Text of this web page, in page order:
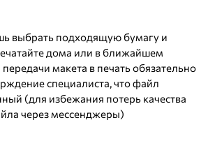
выбрать подходящую бумагу и
дома или в ближайшем
макета в печать обязательно
специалиста, что файл
(для избежания потерь качества
через мессенджеры)